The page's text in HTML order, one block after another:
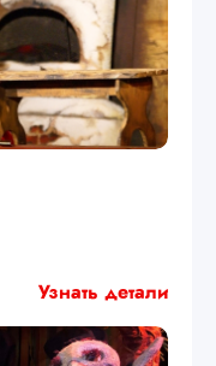
Узнать детали